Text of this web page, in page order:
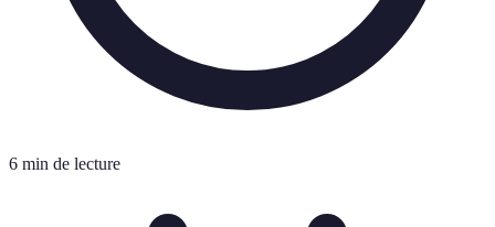
6 min de lecture